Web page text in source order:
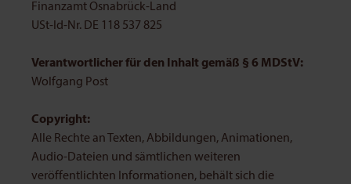
Finanzamt Osnabrück-Land
USt-Id-Nr. DE 118 537 825
Verantwortlicher für den Inhalt gemäß § 6 MDStV:
Wolfgang Post
Copyright:
Alle Rechte an Texten, Abbildungen, Animationen,
Audio-Dateien und sämtlichen weiteren
veröffentlichten Informationen, behält sich die